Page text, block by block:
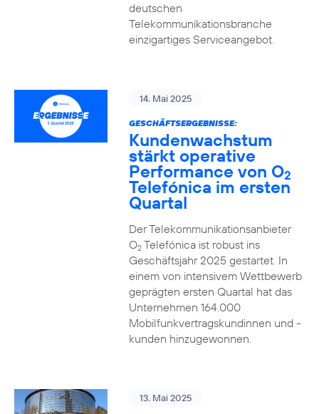
deutschen
Telekommunikationsbranche
einzigartiges Serviceangebot.
14. Mai 2025
GESCHÄFTSERGEBNISSE:
Kundenwachstum
stärkt operative
Performance von O2
Telefónica im ersten
Quartal
Der Telekommunikationsanbieter
O2Telefónica ist robust ins
Geschäftsjahr 2025 gestartet. In
einem von intensivem Wettbewerb
geprägten ersten Quartal hat das
Unternehmen 164.000
Mobilfunkvertragskundinnen und -
kunden hinzugewonnen.
13. Mai 2025